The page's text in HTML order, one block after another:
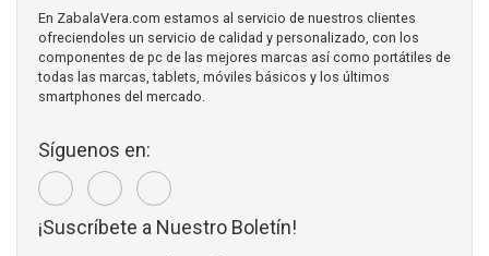
En ZabalaVera.com estamos al servicio de nuestros clientes
ofreciendoles un servicio de calidad y personalizado, con los
componentes de pc de las mejores marcas así como portátiles de
todas las marcas, tablets, móviles básicos y los últimos
smartphones del mercado.
Síguenos en:
¡Suscríbete a Nuestro Boletín!